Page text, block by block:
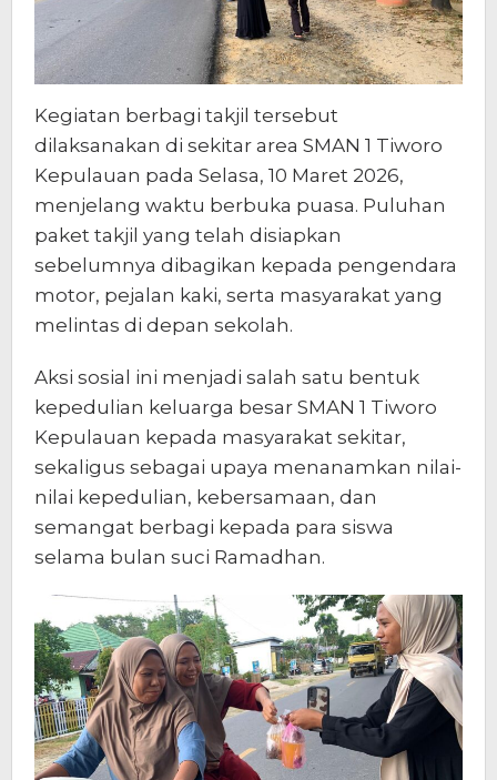
Kegiatan berbagi takjil tersebut
dilaksanakan di sekitar area SMAN 1 Tiworo
Kepulauan pada Selasa, 10 Maret 2026,
menjelang waktu berbuka puasa. Puluhan
paket takjil yang telah disiapkan
sebelumnya dibagikan kepada pengendara
motor, pejalan kaki, serta masyarakat yang
melintas di depan sekolah.
Aksi sosial ini menjadi salah satu bentuk
kepedulian keluarga besar SMAN 1 Tiworo
Kepulauan kepada masyarakat sekitar,
sekaligus sebagai upaya menanamkan nilai-
nilai kepedulian, kebersamaan, dan
semangat berbagi kepada para siswa
selama bulan suci Ramadhan.